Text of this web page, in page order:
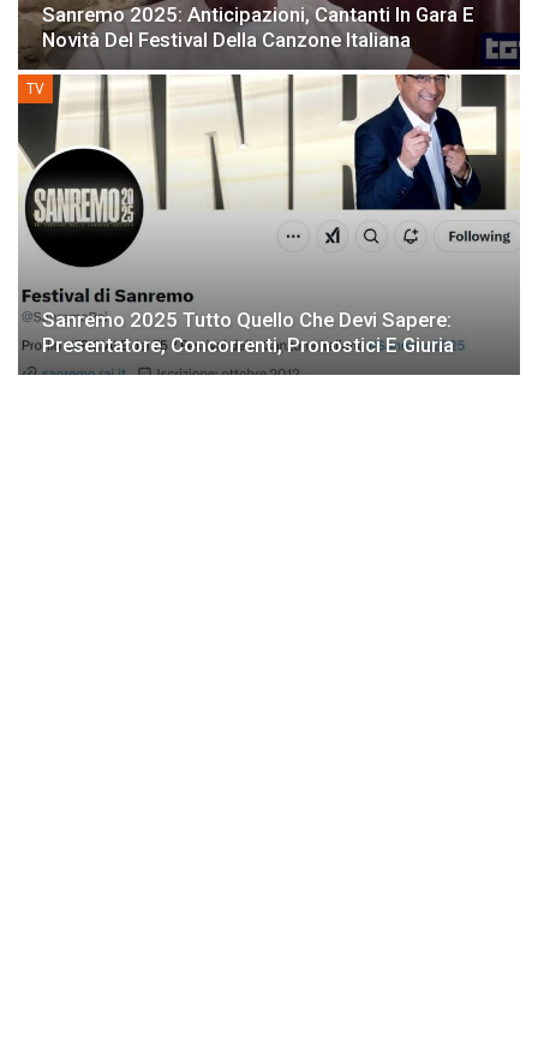
Sanremo 2025: Anticipazioni, Cantanti In Gara E
Novità Del Festival Della Canzone Italiana
TV
Sanremo 2025 Tutto Quello Che Devi Sapere:
Presentatore, Concorrenti, Pronostici E Giuria